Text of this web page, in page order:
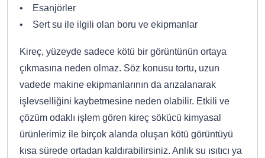
• Esanjörler
• Sert su ile ilgili olan boru ve ekipmanlar
Kireç, yüzeyde sadece kötü bir görüntünün ortaya
çıkmasına neden olmaz. Söz konusu tortu, uzun
vadede makine ekipmanlarının da arızalanarak
işlevselliğini kaybetmesine neden olabilir. Etkili ve
çözüm odaklı işlem gören kireç sökücü kimyasal
ürünlerimiz ile birçok alanda oluşan kötü görüntüyü
kısa sürede ortadan kaldırabilirsiniz. Anlık su ısıtıcı ya